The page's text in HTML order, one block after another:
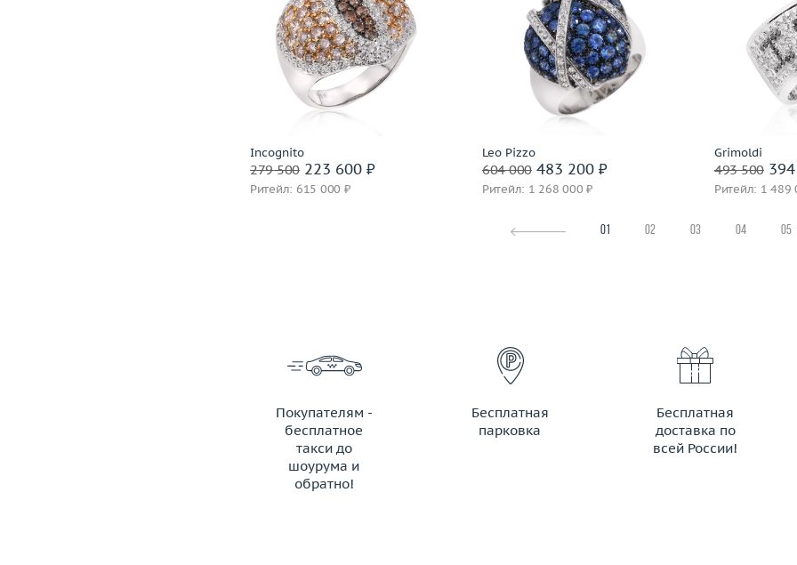
Incognito
279 500223 600 ₽
Ритейл: 615 000 ₽
Размер
Вес (г)
9.42
Материал
золото 585 пробы
Подробнее
Leo Pizzo
604 000483 200 ₽
Ритейл: 1 268 000 ₽
Размер
20.93
Материал
золото 750 пробы
Подробнее
Grimoldi
493 500394
Ритейл: 1 489
Размер
Вес (г)
Материал
01 02 03 04 05
Покупателям -
бесплатное
такси до
шоурума и
обратно!
ЗАКАЗАТЬ ТАКСИ
Бесплатная
парковка
Бесплатная
доставка по
всей России!